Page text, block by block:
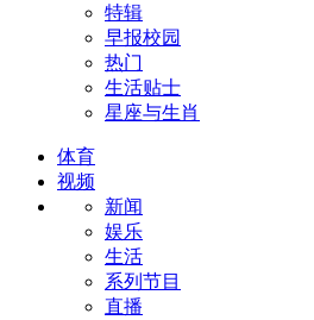
特辑
早报校园
热门
生活贴士
星座与生肖
体育
视频
新闻
娱乐
生活
系列节目
直播